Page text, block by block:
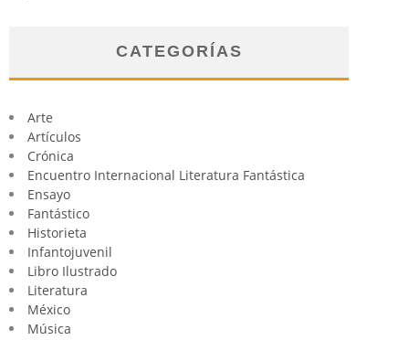
CATEGORÍAS
Arte
Artículos
Crónica
Encuentro Internacional Literatura Fantástica
Ensayo
Fantástico
Historieta
Infantojuvenil
Libro Ilustrado
Literatura
México
Música